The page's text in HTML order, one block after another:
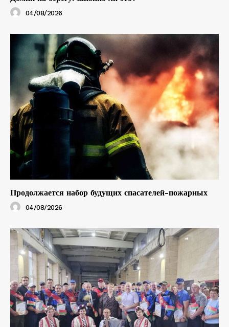
04/08/2026
Продолжается набор будущих спасателей-пожарных
04/08/2026